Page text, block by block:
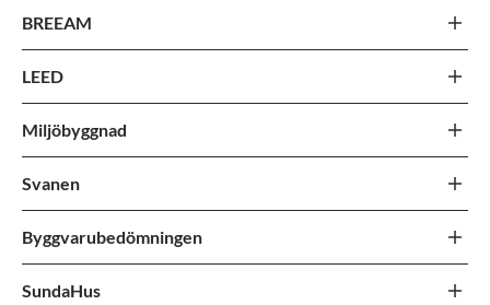
BREEAM
LEED
Miljöbyggnad
Svanen
Byggvarubedömningen
SundaHus